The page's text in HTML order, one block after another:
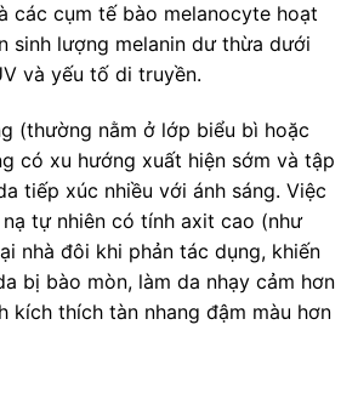
các cụm tế bào melanocyte hoạt
sinh lượng melanin dư thừa dưới
và yếu tố di truyền.
(thường nằm ở lớp biểu bì hoặc
có xu hướng xuất hiện sớm và tập
tiếp xúc nhiều với ánh sáng. Việc
tự nhiên có tính axit cao (như
nhà đôi khi phản tác dụng, khiến
bị bào mòn, làm da nhạy cảm hơn
kích thích tàn nhang đậm màu hơn